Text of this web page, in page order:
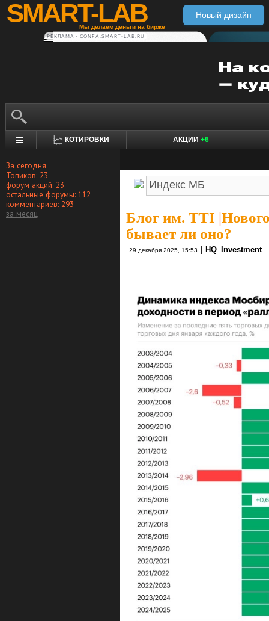
SMART-LAB
Мы делаем деньги на бирже
Новый дизайн
РЕКЛАМА • CONFA.SMART-LAB.RU
КОТИРОВКИ АКЦИИ +6
За сегодня
Топиков: 23
форум акций: 23
остальные форумы: 112
комментариев: 293
за месяц
Блог им. TTI |
бывает ли оно?
29 декабря 2025, 15:53 HQ_Investment